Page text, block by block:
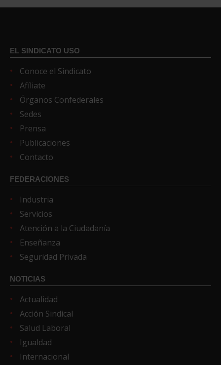
EL SINDICATO USO
Conoce el Sindicato
Afíliate
Órganos Confederales
Sedes
Prensa
Publicaciones
Contacto
FEDERACIONES
Industria
Servicios
Atención a la Ciudadanía
Enseñanza
Seguridad Privada
NOTICIAS
Actualidad
Acción Sindical
Salud Laboral
Igualdad
Internacional